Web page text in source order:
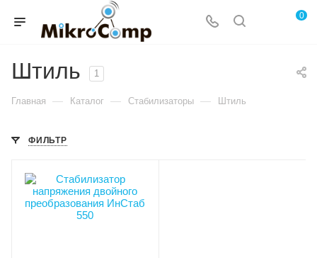
0
Штиль 1
Главная — Каталог — Стабилизаторы — Штиль
ФИЛЬТР